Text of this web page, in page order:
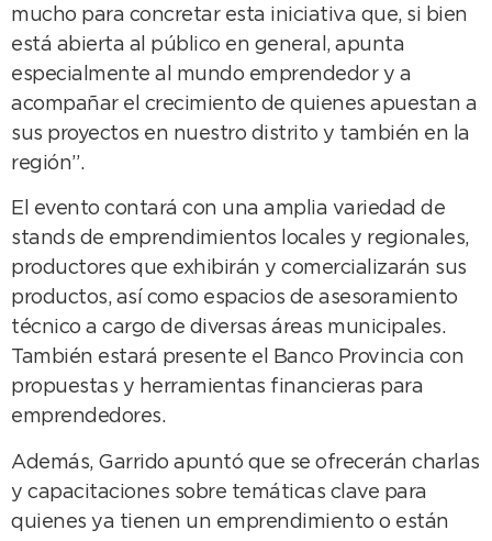
mucho para concretar esta iniciativa que, si bien
está abierta al público en general, apunta
especialmente al mundo emprendedor y a
acompañar el crecimiento de quienes apuestan a
sus proyectos en nuestro distrito y también en la
región”.
El evento contará con una amplia variedad de
stands de emprendimientos locales y regionales,
productores que exhibirán y comercializarán sus
productos, así como espacios de asesoramiento
técnico a cargo de diversas áreas municipales.
También estará presente el Banco Provincia con
propuestas y herramientas financieras para
emprendedores.
Además, Garrido apuntó que se ofrecerán charlas
y capacitaciones sobre temáticas clave para
quienes ya tienen un emprendimiento o están